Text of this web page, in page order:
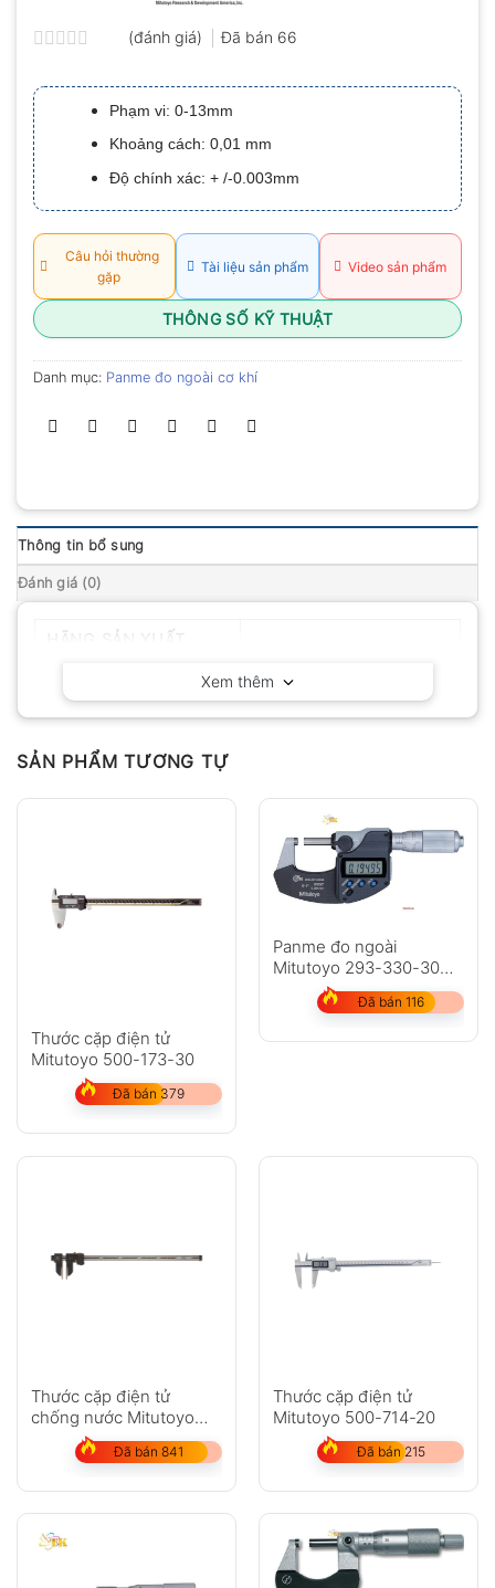
xếp
hạng
0.0
5
sao
(đánh giá) Đã bán 66
Phạm vi: 0-13mm
Khoảng cách: 0,01 mm
Độ chính xác: + /-0.003mm
Câu hỏi thường
gặp
Tài liệu sản phẩm Video sản phẩm
THÔNG SỐ KỸ THUẬT
Danh mục: Panme đo ngoài cơ khí
Thông tin bổ sung
Đánh giá (0)
Xem thêm
SẢN PHẨM TƯƠNG TỰ
Thước cặp điện tử
Mitutoyo 500-173-30
Đã bán 379
Panme đo ngoài
Mitutoyo 293-330-30
dải đo 0-25mm
Đã bán 116
Thước cặp điện tử
chống nước Mitutoyo
552-305-10
Đã bán 841
Thước cặp điện tử
Mitutoyo 500-714-20
Đã bán 215